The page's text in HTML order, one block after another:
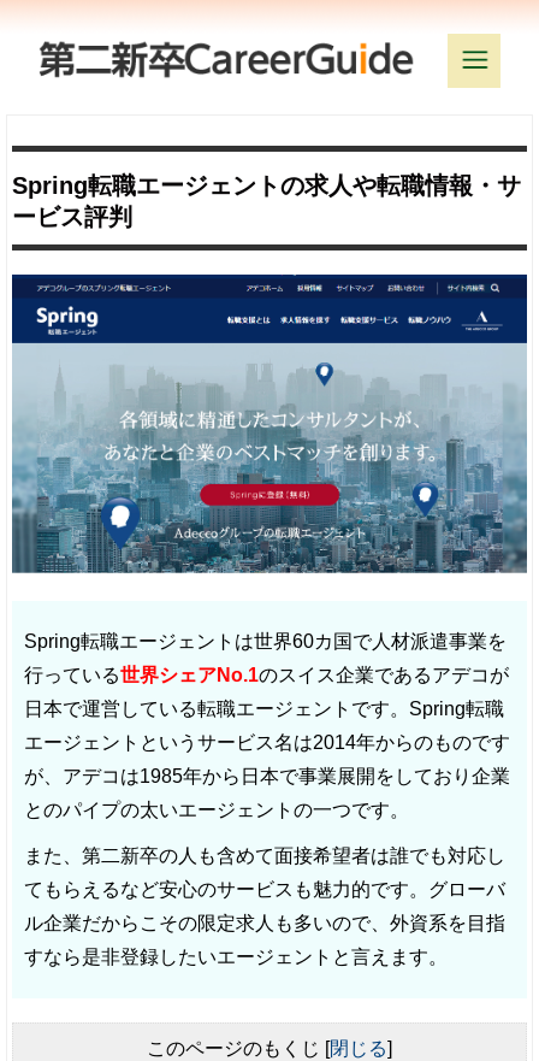
Spring転職エージェントの求人や転職情報・サ
ービス評判
Spring転職エージェントは世界60カ国で人材派遣事業を
行っている世界シェアNo.1のスイス企業であるアデコが
日本で運営している転職エージェントです。Spring転職
エージェントというサービス名は2014年からのものです
が、アデコは1985年から日本で事業展開をしており企業
とのパイプの太いエージェントの一つです。
また、第二新卒の人も含めて面接希望者は誰でも対応し
てもらえるなど安心のサービスも魅力的です。グローバ
ル企業だからこその限定求人も多いので、外資系を目指
すなら是非登録したいエージェントと言えます。
このページのもくじ [閉じる]